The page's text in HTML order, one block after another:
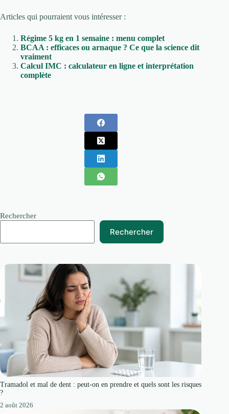
Articles qui pourraient vous intéresser :
Régime 5 kg en 1 semaine : menu complet
BCAA : efficaces ou arnaque ? Ce que la science dit
vraiment
Calcul IMC : calculateur en ligne et interprétation
complète
Rechercher
Rechercher
Tramadol et mal de dent : peut-on en prendre et quels sont les risques
?
2 août 2026